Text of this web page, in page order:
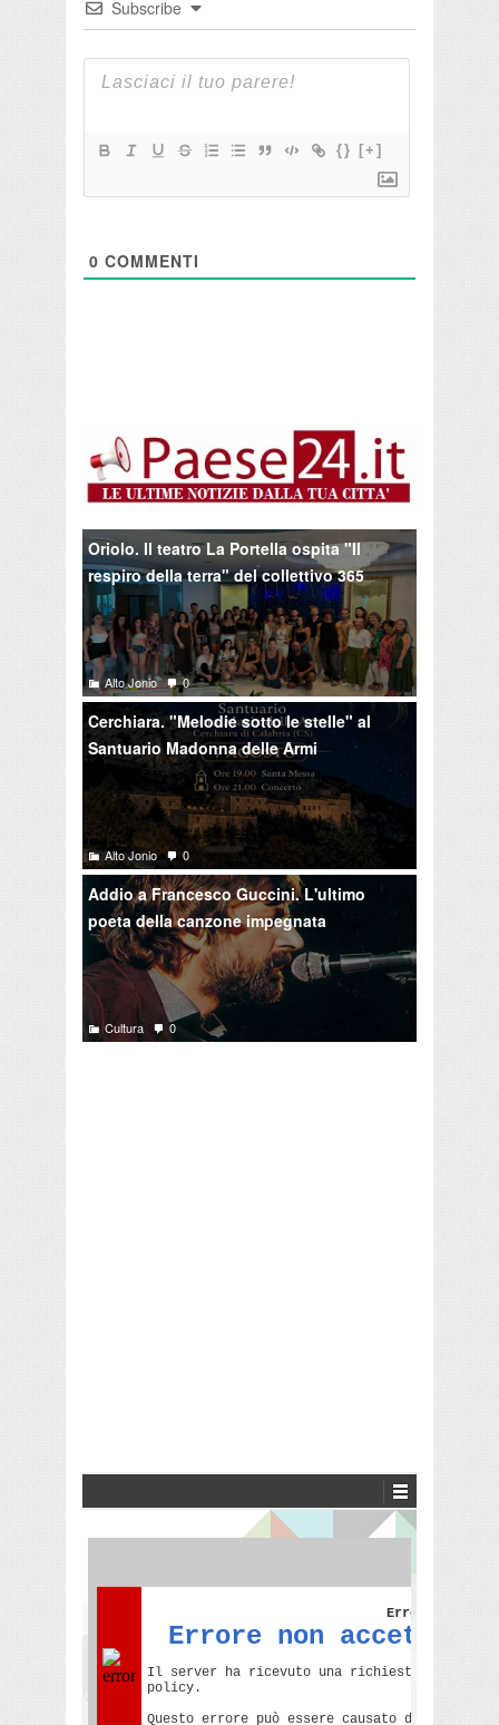
Subscribe
{} [+]
0 COMMENTI
Oriolo. Il teatro La Portella ospita "Il
respiro della terra" del collettivo 365
Alto Jonio 0
Cerchiara. "Melodie sotto le stelle" al
Santuario Madonna delle Armi
Alto Jonio 0
Addio a Francesco Guccini. L'ultimo
poeta della canzone impegnata
Cultura 0